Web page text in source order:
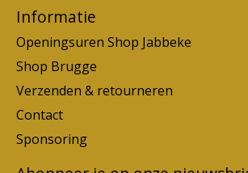
Informatie
Openingsuren Shop Jabbeke
Shop Brugge
Verzenden & retourneren
Contact
Sponsoring